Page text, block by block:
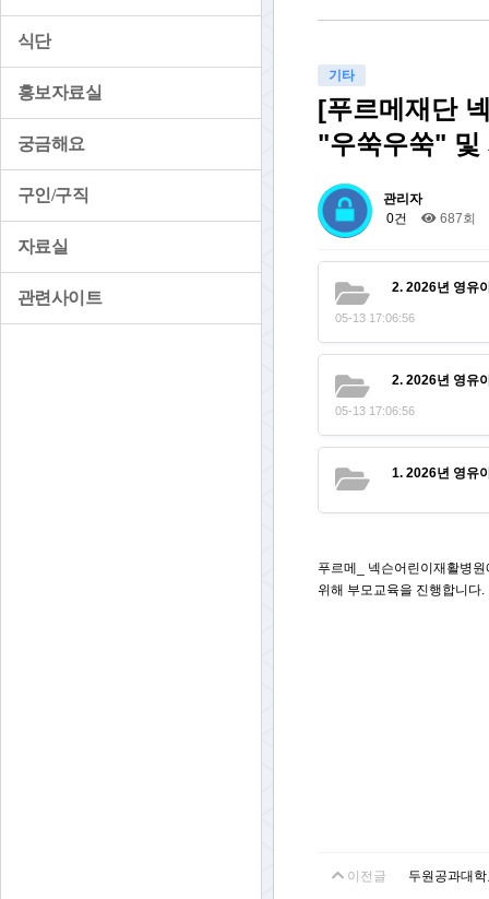
식단
홍보자료실
궁금해요
구인/구직
자료실
관련사이트
기타
[푸르메재단
"우쑥우쑥" 및
관리자
0건
687회
2. 2026년 영유
05-13 17:06:56
2. 2026년 영유
05-13 17:06:56
1. 2026년 영유
푸르메_ 넥슨어린이재활병
위해 부모교육을 진행합니다.
이전글 두원공과대